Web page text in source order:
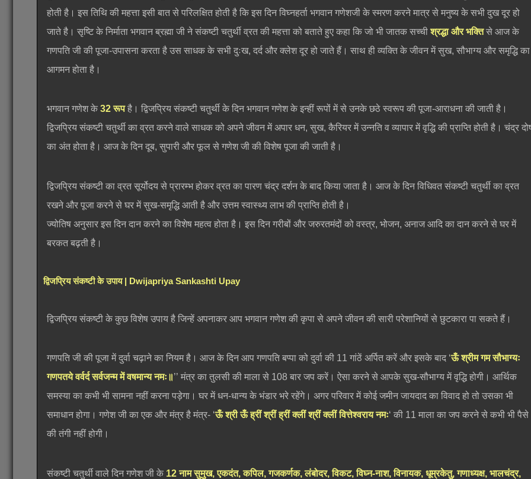
होती है। इस तिथि की महत्ता इसी बात से परिलक्षित होती है कि इस दिन विघ्नहर्ता भगवान गणेशजी के स्मरण करने मात्र से मनुष्य के सभी दुख दूर हो
जाते है। सृष्टि के निर्माता भगवान ब्रह्मा जी ने संकष्टी चतुर्थी व्रत की महत्ता को बताते हुए कहा कि जो भी जातक सच्चीश्रद्धा और भक्तिसे आज के
गणपति जी की पूजा-उपासना करता है उस साधक के सभी दुःख, दर्द और क्लेश दूर हो जाते हैं। साथ ही व्यक्ति के जीवन में सुख, सौभाग्य और समृद्धि का
आगमन होता है।
भगवान गणेश के32 रूपहै। द्विजप्रिय संकष्टी चतुर्थी के दिन भगवान गणेश के इन्हीं रूपों में से उनके छठे स्वरूप की पूजा-आराधना की जाती है।
द्विजप्रिय संकष्टी चतुर्थी का व्रत करने वाले साधक को अपने जीवन में अपार धन, सुख, कैरियर में उन्नति व व्यापार में वृद्धि की प्राप्ति होती है। चंद्र
का अंत होता है। आज के दिन दूब, सुपारी और फूल से गणेश जी की विशेष पूजा की जाती है।
द्विजप्रिय संकष्टी का व्रत सूर्योदय से प्रारम्भ होकर व्रत का पारण चंद्र दर्शन के बाद किया जाता है। आज के दिन विधिवत संकष्टी चतुर्थी का व्रत
रखने और पूजा करने से घर में सुख-समृद्धि आती है और उत्तम स्वास्थ्य लाभ की प्राप्ति होती है।
ज्योतिष अनुसार इस दिन दान करने का विशेष महत्व होता है। इस दिन गरीबों और जरुरतमंदों को वस्त्र, भोजन, अनाज आदि का दान करने से घर में
बरकत बढ़ती है।
द्विजप्रिय संकष्टी के उपाय | Dwijapriya Sankashti Upay
द्विजप्रिय संकष्टी के कुछ विशेष उपाय है जिन्हें अपनाकर आप भगवान गणेश की कृपा से अपने जीवन की सारी परेशानियों से छुटकारा पा सकते हैं।
गणपति जी की पूजा में दुर्वा चढ़ाने का नियम है। आज के दिन आप गणपति बप्पा को दुर्वा की 11 गांठें अर्पित करें और इसके बाद ‘ऊँ श्रीम गम सौभाग्यः
गणपतये वर्वर्द सर्वजन्म में वषमान्य नमः॥’’ मंत्र का तुलसी की माला से 108 बार जप करें। ऐसा करने से आपके सुख-सौभाग्य में वृद्धि होगी। आर्थिक
समस्या का कभी भी सामना नहीं करना पड़ेगा। घर में धन-धान्य के भंडार भरे रहेंगे। अगर परिवार में कोई जमीन जायदाद का विवाद हो तो उसका भी
समाधान होगा। गणेश जी का एक और मंत्र है मंत्र- ‘ऊँ श्री ऊँ ह्रीं श्रीं ह्रीं क्लीं श्रीं क्लीं वित्तेश्वराय नमः‘ की 11 माला का जप करने से कभी भी पैसे
की तंगी नहीं होगी।
संकष्टी चतुर्थी वाले दिन गणेश जी के 12 नाम सुमुख, एकदंत, कपिल, गजकर्णक, लंबोदर, विकट, विघ्न-नाश, विनायक, धूम्रकेतु, गणाध्यक्ष, भालचंद्र,